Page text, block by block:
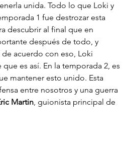
unida. Todo lo que Loki y
1 fue destrozar esta
descubrir al final que en
después de todo, y
acuerdo con eso, Loki
es así. En la temporada 2, es
mantener esto unido. Esta
entre nosotros y una guerra
Martin, guionista principal de